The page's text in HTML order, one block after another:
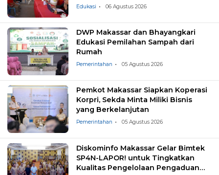
Edukasi 06 Agustus 2026
DWP Makassar dan Bhayangkari
Edukasi Pemilahan Sampah dari
Rumah
Pemerintahan 05 Agustus 2026
Pemkot Makassar Siapkan Koperasi
Korpri, Sekda Minta Miliki Bisnis
yang Berkelanjutan
Pemerintahan 05 Agustus 2026
Diskominfo Makassar Gelar Bimtek
SP4N-LAPOR! untuk Tingkatkan
Kualitas Pengelolaan Pengaduan